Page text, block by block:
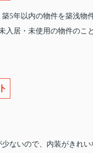
5年以内の物件を築浅物
入居・未使用の物件の
ないので、内装がきれい